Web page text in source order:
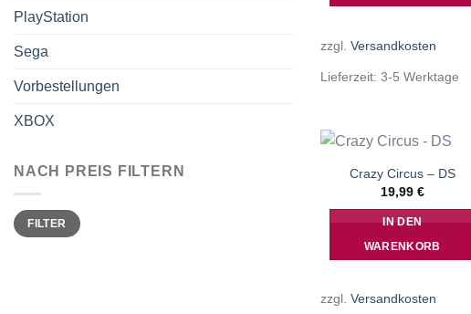
PlayStation
Sega
Vorbestellungen
XBOX
NACH PREIS FILTERN
Min.
Preis
Max.
PreisFILTER
zzgl. Versandkosten
Lieferzeit: 3-5 Werktage
Crazy Circus – DS
19,99 €
IN DEN
WARENKORB
zzgl. Versandkosten